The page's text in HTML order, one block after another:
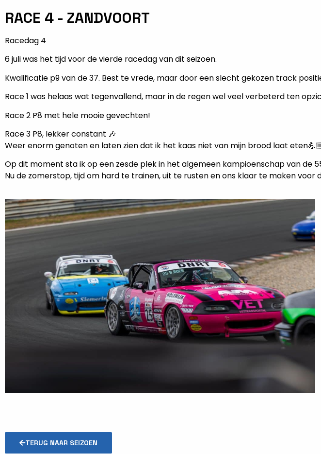
RACE 4 - ZANDVOORT
Racedag 4
6 juli was het tijd voor de vierde racedag van dit seizoen.
Kwalificatie p9 van de 37. Best te vrede, maar door een slecht gekozen track
Race 1 was helaas wat tegenvallend, maar in de regen wel veel verbeterd ten
Race 2 P8 met hele mooie gevechten!
Race 3 P8, lekker constant 🎶
Weer enorm genoten en laten zien dat ik het kaas niet van mijn brood laat
Op dit moment sta ik op een zesde plek in het algemeen kampioenschap van de
Nu de zomerstop, tijd om hard te trainen, uit te rusten en ons klaar te maken voor
TERUG NAAR SEIZOEN